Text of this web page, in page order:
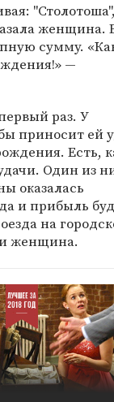
женщина.
сумму.
—
раз. У
приносит ей
Есть,
Один из
оказалась
и прибыль
на
женщина.